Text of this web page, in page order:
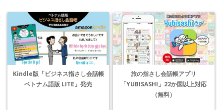
Kindle版「ビジネス指さし会話帳
ベトナム語版 LITE」発売
旅の指さし会話帳アプリ
「YUBISASHI」22か国以上対応
（無料）